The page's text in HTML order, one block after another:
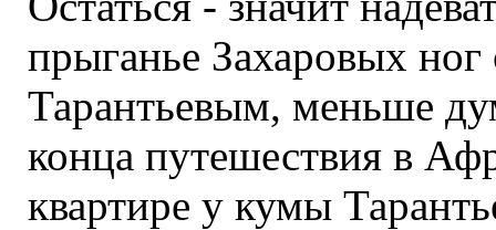
прыганье Захаровых ног
Тарантьевым, меньше
конца путешествия в
квартире у кумы